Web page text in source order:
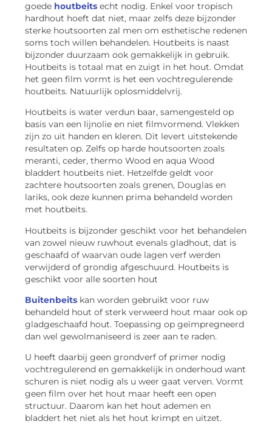
goede houtbeits echt nodig. Enkel voor tropisch
hardhout hoeft dat niet, maar zelfs deze bijzonder
sterke houtsoorten zal men om esthetische redenen
soms toch willen behandelen. Houtbeits is naast
bijzonder duurzaam ook gemakkelijk in gebruik.
Houtbeits is totaal mat en zuigt in het hout. Omdat
het geen film vormt is het een vochtregulerende
houtbeits. Natuurlijk oplosmiddelvrij.
Houtbeits is water verdun baar, samengesteld op
basis van een lijnolie en niet filmvormend. Vlekken
zijn zo uit handen en kleren. Dit levert uitstekende
resultaten op. Zelfs op harde houtsoorten zoals
meranti, ceder, thermo Wood en aqua Wood
bladdert houtbeits niet. Hetzelfde geldt voor
zachtere houtsoorten zoals grenen, Douglas en
lariks, ook deze kunnen prima behandeld worden
met houtbeits.
Houtbeits is bijzonder geschikt voor het behandelen
van zowel nieuw ruwhout evenals gladhout, dat is
geschaafd of waarvan oude lagen verf werden
verwijderd of grondig afgeschuurd. Houtbeits is
geschikt voor alle soorten hout
Buitenbeits kan worden gebruikt voor ruw
behandeld hout of sterk verweerd hout maar ook op
gladgeschaafd hout. Toepassing op geïmpregneerd
dan wel gewolmaniseerd is zeer aan te raden.
U heeft daarbij geen grondverf of primer nodig
vochtregulerend en gemakkelijk in onderhoud want
schuren is niet nodig als u weer gaat verven. Vormt
geen film over het hout maar heeft een open
structuur. Daarom kan het hout ademen en
bladdert het niet als het hout krimpt en uitzet.